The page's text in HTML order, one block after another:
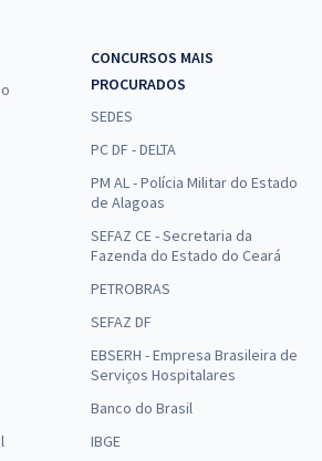
CONCURSOS MAIS
PROCURADOS
SEDES
PC DF - DELTA
PM AL - Polícia Militar do Estado
de Alagoas
SEFAZ CE - Secretaria da
Fazenda do Estado do Ceará
PETROBRAS
SEFAZ DF
EBSERH - Empresa Brasileira de
Serviços Hospitalares
Banco do Brasil
IBGE